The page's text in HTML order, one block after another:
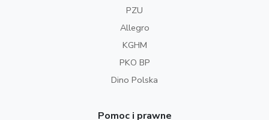
PZU
Allegro
KGHM
PKO BP
Dino Polska
Pomoc i prawne